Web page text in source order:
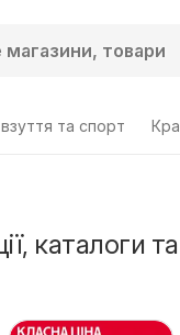
та спорт
каталоги